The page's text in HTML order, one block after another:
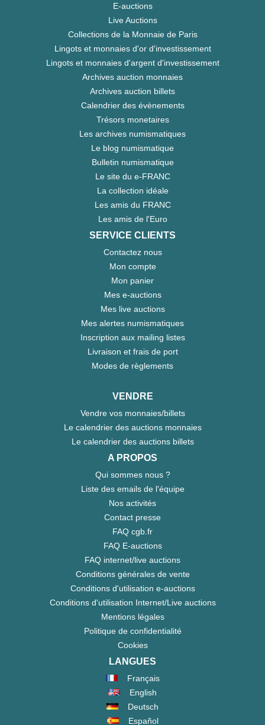
E-auctions
Live Auctions
Collections de la Monnaie de Paris
Lingots et monnaies d'or d'investissement
Lingots et monnaies d'argent d'investissement
Archives auction monnaies
Archives auction billets
Calendrier des évènements
Trésors monetaires
Les archives numismatiques
Le blog numismatique
Bulletin numismatique
Le site du e-FRANC
La collection idéale
Les amis du FRANC
Les amis de l'Euro
SERVICE CLIENTS
Contactez nous
Mon compte
Mon panier
Mes e-auctions
Mes live auctions
Mes alertes numismatiques
Inscription aux mailing listes
Livraison et frais de port
Modes de règlements
VENDRE
Vendre vos monnaies/billets
Le calendrier des auctions monnaies
Le calendrier des auctions billets
A PROPOS
Qui sommes nous ?
Liste des emails de l'équipe
Nos activités
Contact presse
FAQ cgb.fr
FAQ E-auctions
FAQ internet/live auctions
Conditions générales de vente
Conditions d'utilisation e-auctions
Conditions d'utilisation Internet/Live auctions
Mentions légales
Politique de confidentialité
Cookies
LANGUES
Français
English
Deutsch
Español